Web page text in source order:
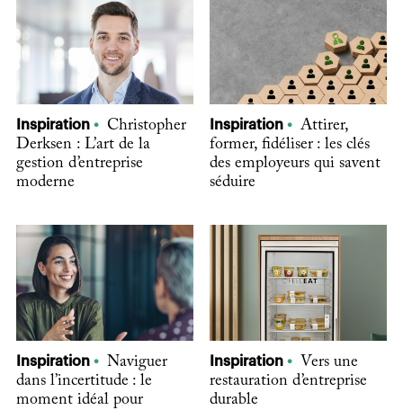
Inspiration
Christopher
Derksen : L’art de la
gestion d’entreprise
moderne
Inspiration
Attirer,
former, fidéliser : les clés
des employeurs qui savent
séduire
Inspiration
Naviguer
dans l’incertitude : le
moment idéal pour
Inspiration
Vers une
restauration d’entreprise
durable